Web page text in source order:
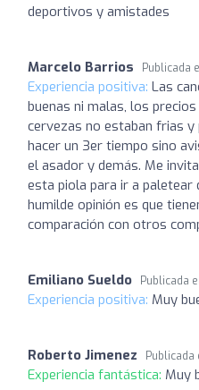
deportivos y amistades
Marcelo Barrios Publicada
Experiencia positiva: Las
buenas ni malas, los
cervezas no estaban frias y
hacer un 3er tiempo sino
el asador y demás. Me
esta piola para ir a paletear
humilde opinión es que
comparación con otros
Emiliano Sueldo Publicada
Experiencia positiva: Muy
Roberto Jimenez Publicada
Experiencia fantástica: Muy